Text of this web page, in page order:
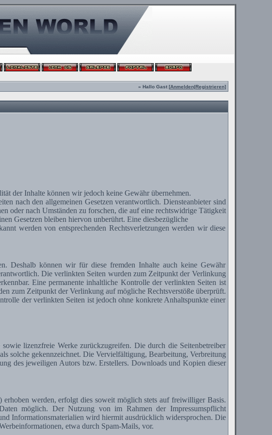
» Hallo Gast [Anmelden|Registrieren]
der Inhalte können wir jedoch keine Gewähr übernehmen.
nach den allgemeinen Gesetzen verantwortlich. Diensteanbietersind
oder nach Umständen zu forschen, die auf eine rechtswidrige Tätigkeit
Gesetzen bleiben hiervon unberührt. Eine diesbezügliche
werden von entsprechenden Rechtsverletzungen werden wir diese
Deshalb können wir für diese fremden Inhalte auch keine Gewähr
Die verlinkten Seiten wurden zum Zeitpunkt der Verlinkung
Eine permanente inhaltliche Kontrolle der verlinkten Seiten ist
zum Zeitpunkt der Verlinkung auf mögliche Rechtsverstöße überprüft.
der verlinkten Seiten ist jedoch ohne konkrete Anhaltspunkte einer
lizenzfreie Werke zurückzugreifen. Die durch die Seitenbetreiber
solche gekennzeichnet. Die Vervielfältigung, Bearbeitung, Verbreitung
des jeweiligen Autors bzw.Erstellers. Downloads und Kopien dieser
erhoben werden, erfolgt dies soweit möglich stets auf freiwilliger Basis.
möglich. Der Nutzung von im Rahmen der Impressumspflicht
Informationsmaterialien wird hiermit ausdrücklich widersprochen. Die
etwa durch Spam-Mails, vor.